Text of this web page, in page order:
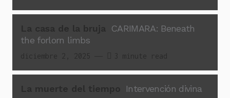
CARIMARA: Beneath
the forlorn limbs
Intervención divina